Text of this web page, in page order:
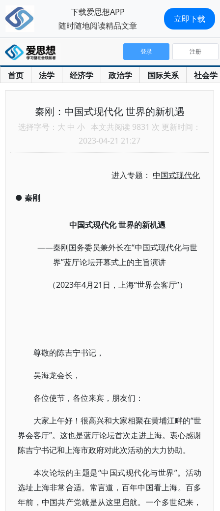
首页 法学 经济学 政治学 国际关系 社会学
登录 注册
秦刚：中国式现代化 世界的新机遇
选择字号： 大 中 小 本文共阅读 9831 次 更新时间：
2023-04-21 21:27
进入专题：中国式现代化
● 秦刚
中国式现代化 世界的新机遇
——秦刚国务委员兼外长在“中国式现代化与世
界”蓝厅论坛开幕式上的主旨演讲
（2023年4月21日，上海“世界会客厅”）
尊敬的陈吉宁书记，
吴海龙会长，
各位使节，各位来宾，朋友们：
大家上午好！很高兴和大家相聚在黄埔江畔的“世
界会客厅”。这也是蓝厅论坛首次走进上海。衷心感谢
陈吉宁书记和上海市政府对此次活动的大力协助。
本次论坛的主题是“中国式现代化与世界”。活动
选址上海非常合适。常言道，百年中国看上海。百多
年前，中国共产党就是从这里启航。一个多世纪来，
下载爱思想APP
随时随地阅读精品文章
立即下载